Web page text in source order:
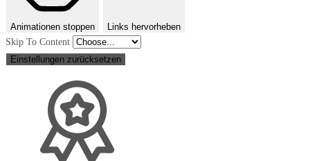
Animationen stoppen
Links hervorheben
Skip To Content
Einstellungen zurücksetzen